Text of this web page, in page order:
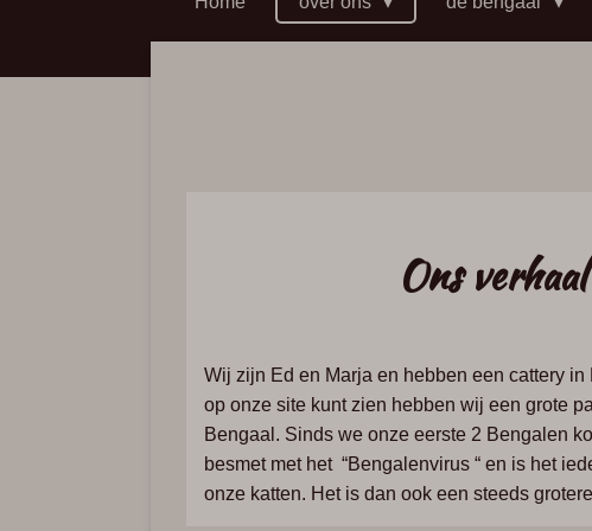
Ons verhaal
Wij zijn Ed en Marja en hebben een cattery in
op onze site kunt zien hebben wij een grote
Bengaal. Sinds we onze eerste 2 Bengalen
besmet met het “Bengalenvirus “ en is het
onze katten. Het is dan ook een steeds grotere